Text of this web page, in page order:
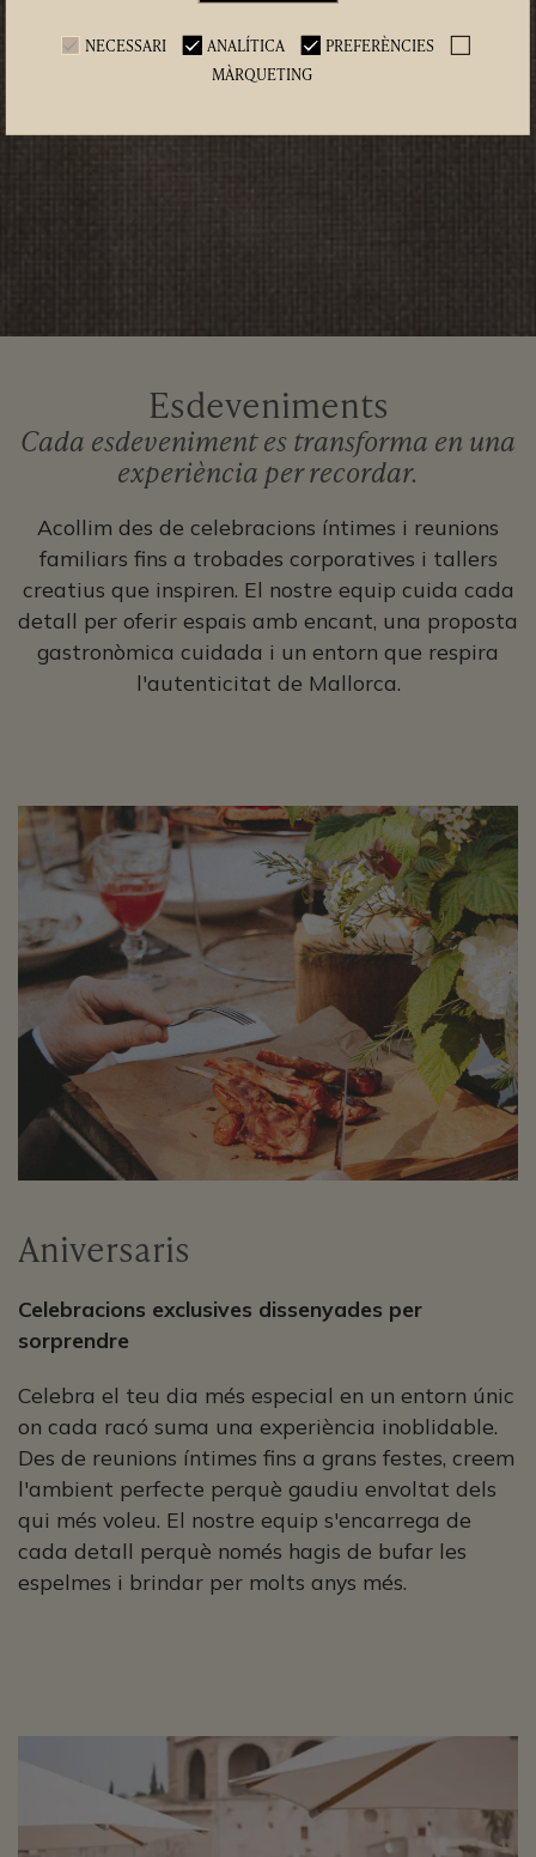
Esdeveniments
Cada esdeveniment es transforma en una
experiència per recordar.
Acollim des de celebracions íntimes i reunions
familiars fins a trobades corporatives i tallers
creatius que inspiren. El nostre equip cuida cada
detall per oferir espais amb encant, una proposta
gastronòmica cuidada i un entorn que respira
l'autenticitat de Mallorca.
Aniversaris
Celebracions exclusives dissenyades per
sorprendre
Celebra el teu dia més especial en un entorn únic
on cada racó suma una experiència inoblidable.
Des de reunions íntimes fins a grans festes, creem
l'ambient perfecte perquè gaudiu envoltat dels
qui més voleu. El nostre equip s'encarrega de
cada detall perquè només hagis de bufar les
espelmes i brindar per molts anys més.
NECESSARI ANALÍTICA
PREFERÈNCIES
MÀRQUETING